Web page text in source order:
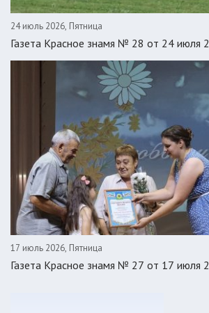
24 июль 2026, Пятница
Газета Красное знамя № 28 от 24 июля
17 июль 2026, Пятница
Газета Красное знамя № 27 от 17 июля